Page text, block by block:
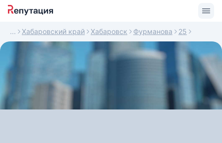
Хабаровский край Хабаровск Фурманова 25